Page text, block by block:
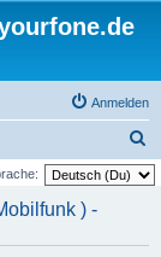
Anmelden
u
) -